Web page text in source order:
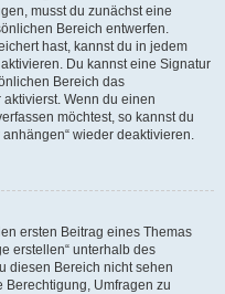
musst du zunächst eine
Bereich entwerfen.
hast, kannst du in jedem
Du kannst eine Signatur
Bereich das
Wenn du einen
möchtest, so kannst du
wieder deaktivieren.
ersten Beitrag eines Themas
erstellen“ unterhalb des
diesen Bereich nicht sehen
Berechtigung, Umfragen zu